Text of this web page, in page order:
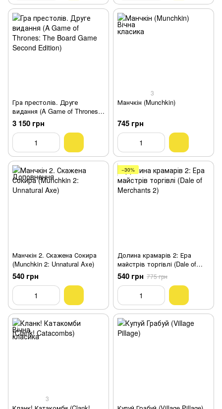
Гра престолів. Друге
видання (A Game of Thrones:
The Board Game Second
Edition)
3 150 грн
3
Манчкін (Munchkin)
745 грн
Манчкін 2. Скажена Сокира
(Munchkin 2: Unnatural Axe)
540 грн
−30%
Долина крамарів 2: Ера
майстрів торгівлі (Dale of
Merchants 2)
540 грн 775 грн
3